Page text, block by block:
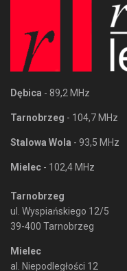
Dębica - 89,2 MHz
Tarnobrzeg - 104,7 MHz
Stalowa Wola - 93,5 MHz
Mielec - 102,4 MHz
Tarnobrzeg
ul. Wyspiańskiego 12/5
39-400 Tarnobrzeg
Mielec
al. Niepodległości 12